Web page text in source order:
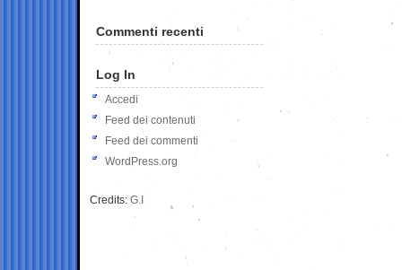
Commenti recenti
Log In
Accedi
Feed dei contenuti
Feed dei commenti
WordPress.org
Credits: G.I